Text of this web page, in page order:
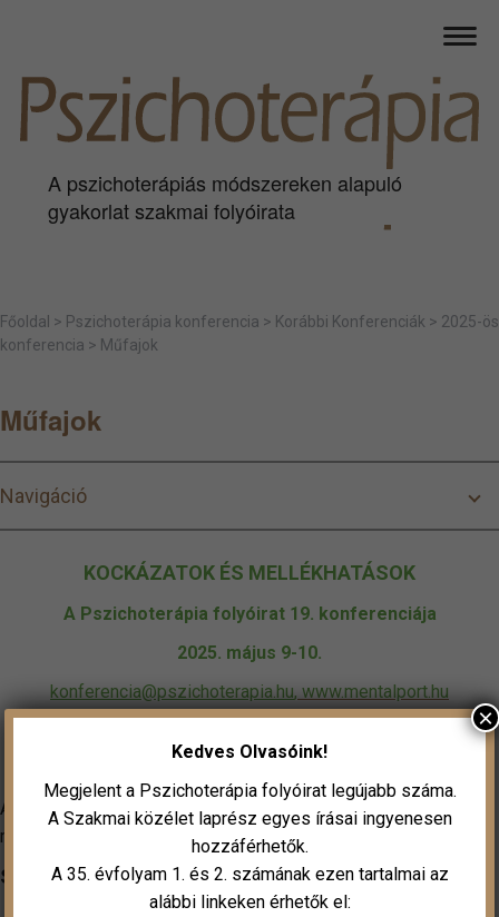
A pszichoterápiás módszereken alapuló
gyakorlat szakmai folyóirata
Főoldal > Pszichoterápia konferencia > Korábbi Konferenciák > 2025-ös
konferencia > Műfajok
Műfajok
Navigáció
KOCKÁZATOK ÉS MELLÉKHATÁSOK
A Pszichoterápia folyóirat 19. konferenciája
2025. május 9-10.
konferencia@pszichoterapia.hu, www.mentalport.hu
MOM Kulturális Központ, 1124 Budapest, Csörsz u. 18.
A konferencia céljához illeszkedően az interaktív
megoldásoknak adunk elsőbbséget.Bővebben
Szekció előadás Bővebben
Kedves Olvasóink!
Megjelent a Pszichoterápia folyóirat legújabb száma.
A Szakmai közélet laprész egyes írásai ingyenesen
hozzáférhetők.
A 35. évfolyam 1. és 2. számának ezen tartalmai az
alábbi linkeken érhetők el:
×